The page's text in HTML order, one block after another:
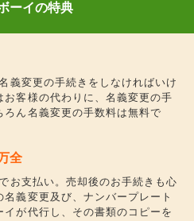
ーイの特典
義変更の手続きをしなければいけ
お客様の代わりに、名義変更の手
ろん名義変更の手数料は無料で
全
お支払い。売却後のお手続きも心
義変更及び、ナンバープレート
が代行し、その書類のコピーを